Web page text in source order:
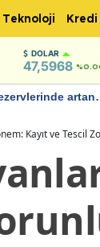
Teknoloji Kredi
DOLAR
47,5968
artan
Kayıt ve Tescil